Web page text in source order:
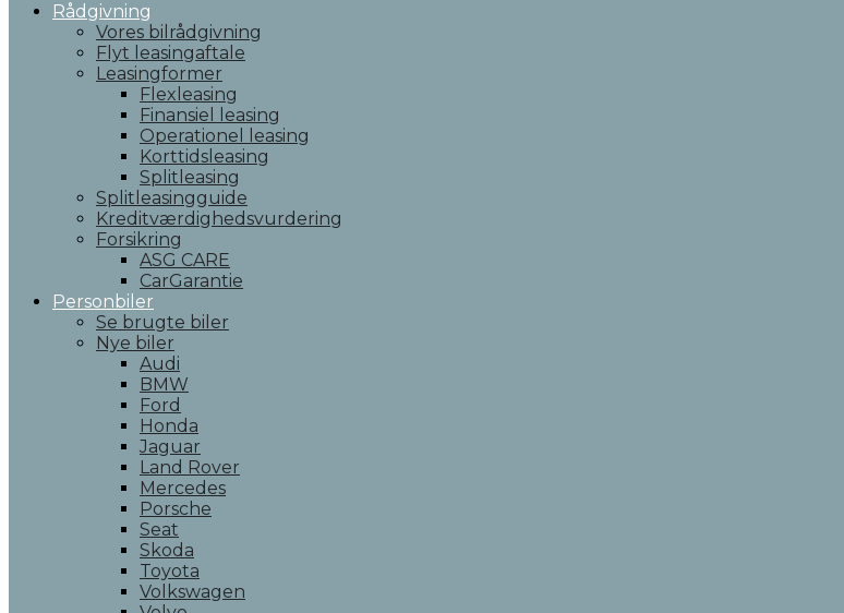
Rådgivning
Vores bilrådgivning
Flyt leasingaftale
Leasingformer
Flexleasing
Finansiel leasing
Operationel leasing
Korttidsleasing
Splitleasing
Splitleasingguide
Kreditværdighedsvurdering
Forsikring
ASG CARE
CarGarantie
Personbiler
Se brugte biler
Nye biler
Audi
BMW
Ford
Honda
Jaguar
Land Rover
Mercedes
Porsche
Seat
Skoda
Toyota
Volkswagen